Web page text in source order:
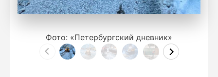
Фото: «Петербургский дневник»